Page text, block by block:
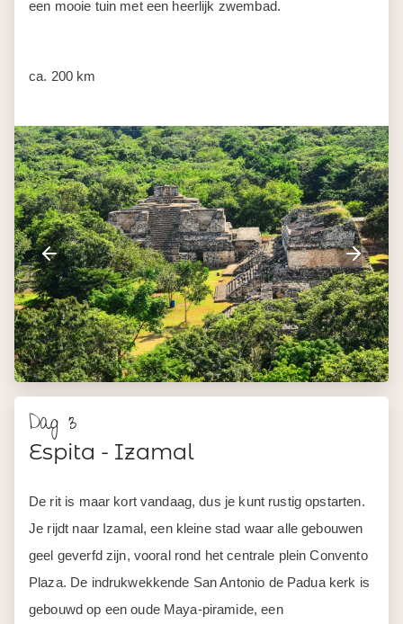
een mooie tuin met een heerlijk zwembad.
ca. 200 km
Dag 3
Espita - Izamal
De rit is maar kort vandaag, dus je kunt rustig opstarten.
Je rijdt naar Izamal, een kleine stad waar alle gebouwen
geel geverfd zijn, vooral rond het centrale plein Convento
Plaza. De indrukwekkende San Antonio de Padua kerk is
gebouwd op een oude Maya-piramide, een